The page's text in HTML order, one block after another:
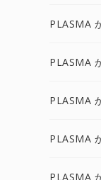
PLASMA
PLASMA
PLASMA
PLASMA
PLASMA